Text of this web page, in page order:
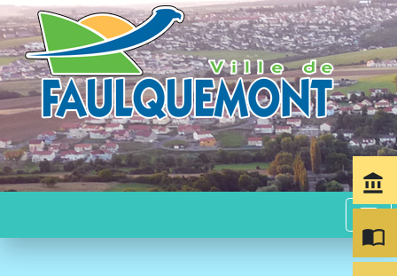
menu
account_balance
import_contacts